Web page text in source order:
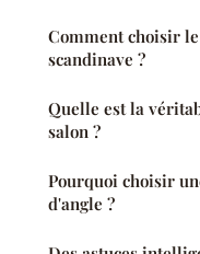
Comment choisir
scandinave ?
Quelle est la
salon ?
Pourquoi choisir
d'angle ?